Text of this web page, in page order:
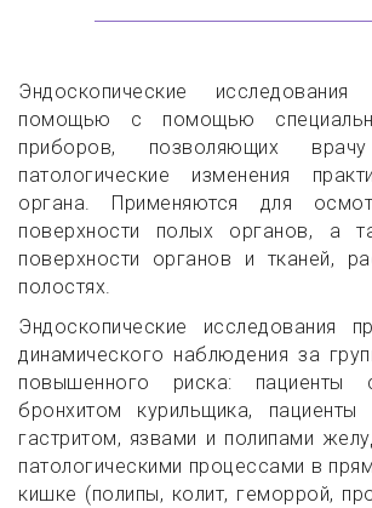
Эндоскопические
помощью с помощью
приборов, позволяющих
патологические изменения
органа. Применяются для
поверхности полых органов, а
поверхности органов и тканей,
полостях.
Эндоскопические исследования
динамического наблюдения за
повышенного риска: пациенты
бронхитом курильщика,
гастритом, язвами и полипами
патологическими процессами в
кишке (полипы, колит, геморрой,